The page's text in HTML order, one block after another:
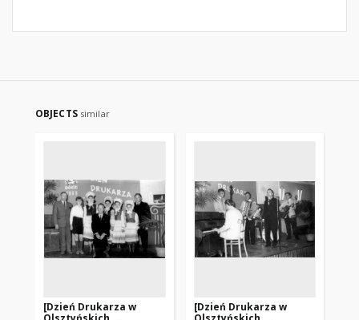
OBJECTS similar
[Dzień Drukarza w
[Dzień Drukarza w